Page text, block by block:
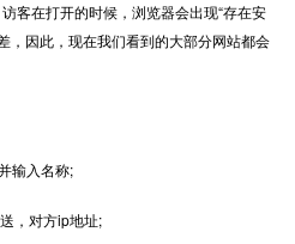
在打开的时候，浏览器会出现“存在安
，因此，现在我们看到的大部分网站都会
输入名称;
，对方ip地址;